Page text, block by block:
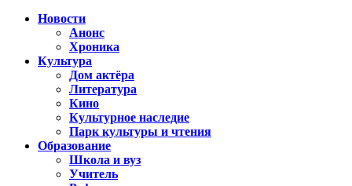
Новости
Анонс
Хроника
Культура
Дом актёра
Литература
Кино
Культурное наследие
Парк культуры и чтения
Образование
Школа и вуз
Учитель